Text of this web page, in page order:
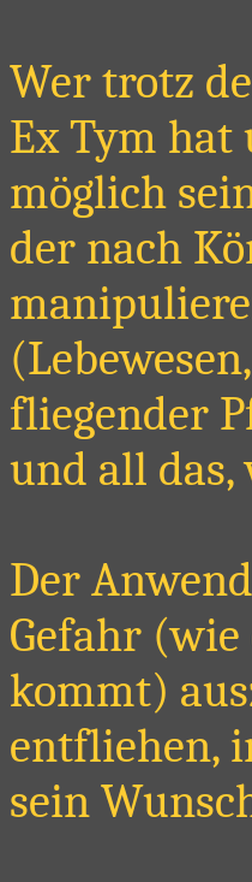
Wer trotz
Ex Tym hat
möglich
der nach
fliegender
und all das,
Der
Gefahr
kommt)
entfliehen,
sein